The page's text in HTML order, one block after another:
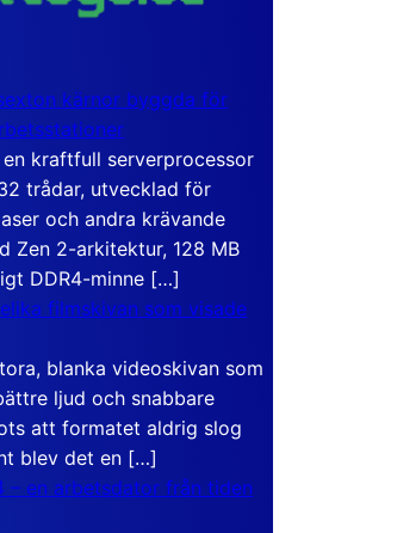
kärnor byggda för
en kraftfull serverprocessor
trådar, utvecklad för
och andra krävande
Zen 2-arkitektur, 128 MB
DDR4-minne […]
filmskivan som visade
blanka videoskivan som
ljud och snabbare
att formatet aldrig slog
blev det en […]
– en arbetsdator från tiden